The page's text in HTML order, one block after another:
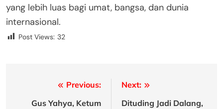
yang lebih luas bagi umat, bangsa, dan dunia
internasional.
Post Views: 32
navigation
Previous:
Gus Yahya, Ketum
Next:
Dituding Jadi Dalang,